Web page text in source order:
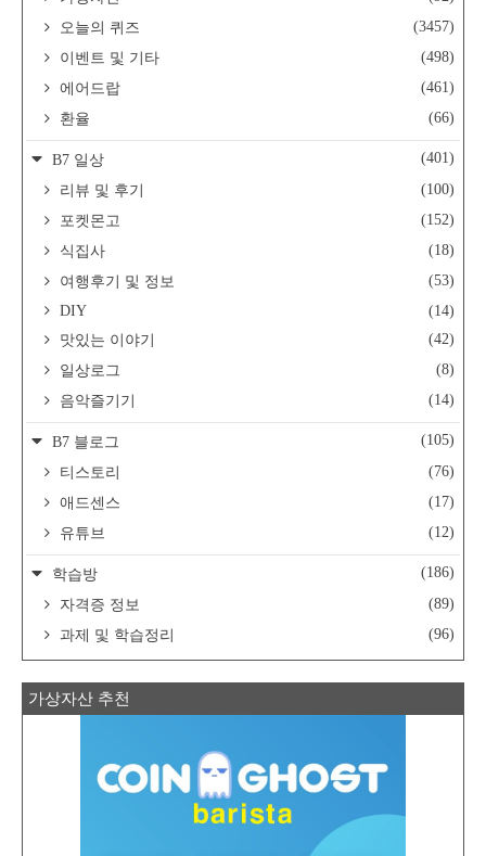
오늘의 퀴즈
(3457)
이벤트 및 기타
(498)
에어드랍
(461)
환율
(66)
B7 일상
(401)
리뷰 및 후기
(100)
포켓몬고
(152)
식집사
(18)
여행후기 및 정보
(53)
DIY
(14)
맛있는 이야기
(42)
일상로그
(8)
음악즐기기
(14)
B7 블로그
(105)
티스토리
(76)
애드센스
(17)
유튜브
(12)
학습방
(186)
자격증 정보
(89)
과제 및 학습정리
(96)
가상자산 추천